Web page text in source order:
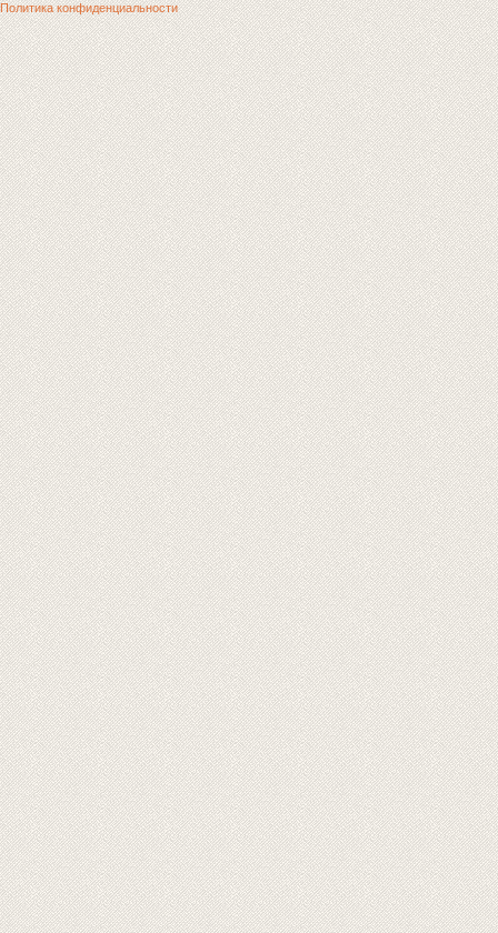
Политика конфиденциальности